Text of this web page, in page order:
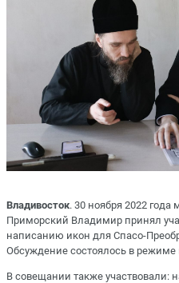
Владивосток. 30 ноября 2022
Приморский Владимир принял
написанию икон для Спасо-
Обсуждение состоялось в
В совещании также участвовали: